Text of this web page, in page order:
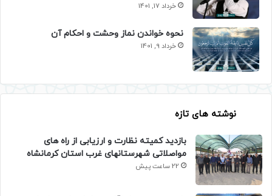
خرداد 17, 1401
نحوه خواندن نماز وحشت و احکام آن
خرداد 9, 1401
نوشته های تازه
بازدید کمیته نظارت و ارزیابی از راه های
مواصلاتی شهرستانهای غرب استان کرمانشاه
22 ساعت پیش